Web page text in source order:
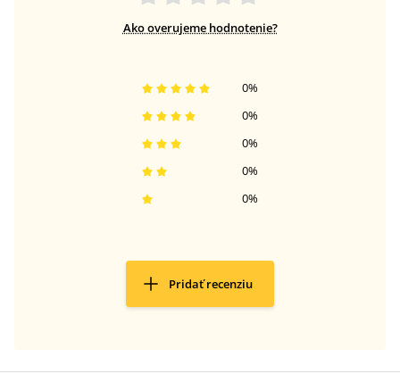
Ako overujeme hodnotenie?
0%
0%
0%
0%
0%
Pridať recenziu